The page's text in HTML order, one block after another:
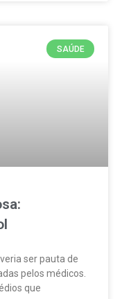
SAÚDE
ser pauta de
pelos médicos.
que